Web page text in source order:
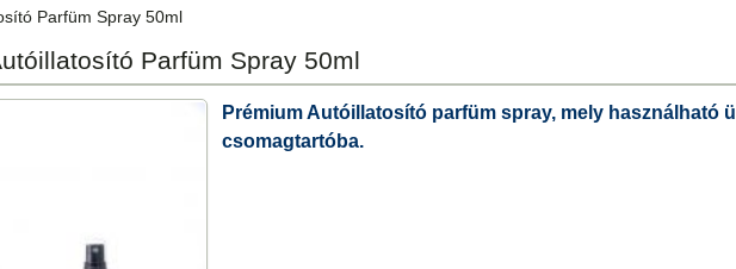
Parfüm Spray 50ml
Parfüm Spray 50ml
Prémium Autóillatosító parfüm spray, mely használható
csomagtartóba.